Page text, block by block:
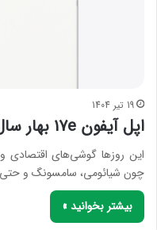
19 تیر 1404
اپل آیفون 17e بهار سال آینده از راه می‌رسد!
این روزها گوشی‌های اقتصادی و
چون شیائومی، سامسونگ و حتی
بیشتر بخوانید »